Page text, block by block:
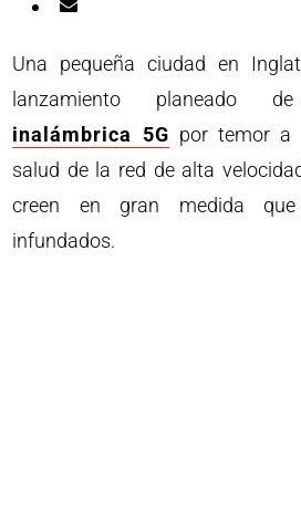
Una pequeña ciudad en
lanzamiento
inalámbrica 5G por temor a
salud de la red de alta
creen en gran medida
infundados.